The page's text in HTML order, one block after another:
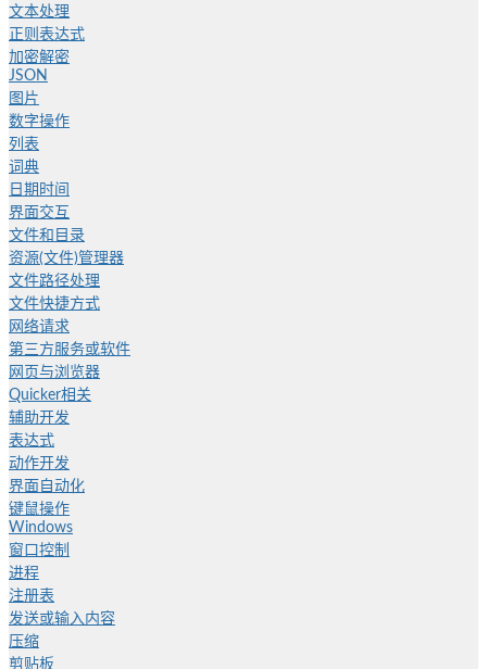
文本处理
正则表达式
加密解密
JSON
图片
数字操作
列表
词典
日期时间
界面交互
文件和目录
资源(文件)管理器
文件路径处理
文件快捷方式
网络请求
第三方服务或软件
网页与浏览器
Quicker相关
辅助开发
表达式
动作开发
界面自动化
键鼠操作
Windows
窗口控制
进程
注册表
发送或输入内容
压缩
剪贴板